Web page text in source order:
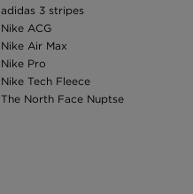
adidas 3 stripes
Nike ACG
Nike Air Max
Nike Pro
Nike Tech Fleece
The North Face Nuptse